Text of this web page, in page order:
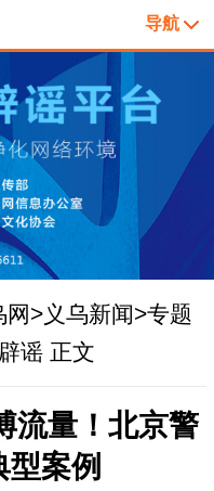
导航
网>义乌新闻>专题
谣 正文
流量！北京警
案例